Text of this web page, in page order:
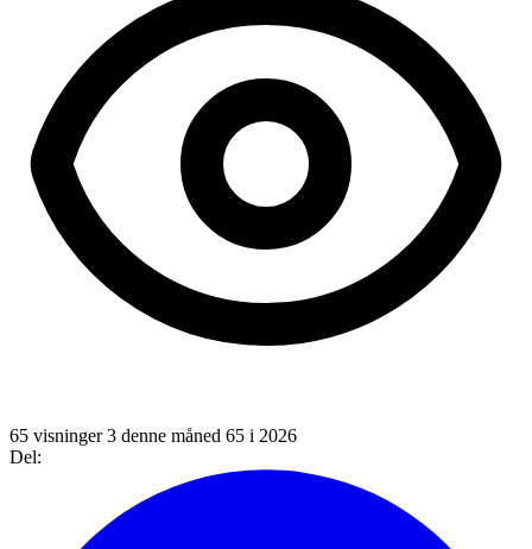
65 visninger3 denne måned 65 i 2026
Del: